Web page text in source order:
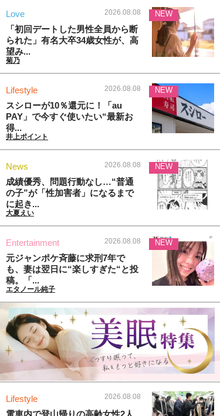
Love 2026.08.08
「初回デートした男性全員から断
られた」有名大卒34歳女性が、高
望み...
菊乃
NEW
Lifestyle 2026.08.08
スシローが10％還元に！「au
PAY」で今すぐ使いたい“最新お
得...
井上ポイント
NEW
News 2026.08.08
成績優秀、問題行動なし…“普通
の子”が「性加害者」になるまで
に起き...
大夏えい
NEW
Entertainment 2026.08.08
元ジャンポケ斉藤に求刑7年で
も、妻は翌日に“楽しすぎた“と投
稿。「...
エタノール純子
NEW
Lifestyle 2026.08.08
電車内で登山帰りの高齢女性2人